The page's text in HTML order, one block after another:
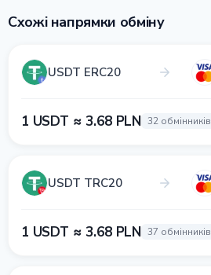
Схожі напрямки обміну
USDT ERC20
1 USDT ≈ 3.68 PLN 32 обмінників
USDT TRC20
1 USDT ≈ 3.68 PLN 37 обмінників